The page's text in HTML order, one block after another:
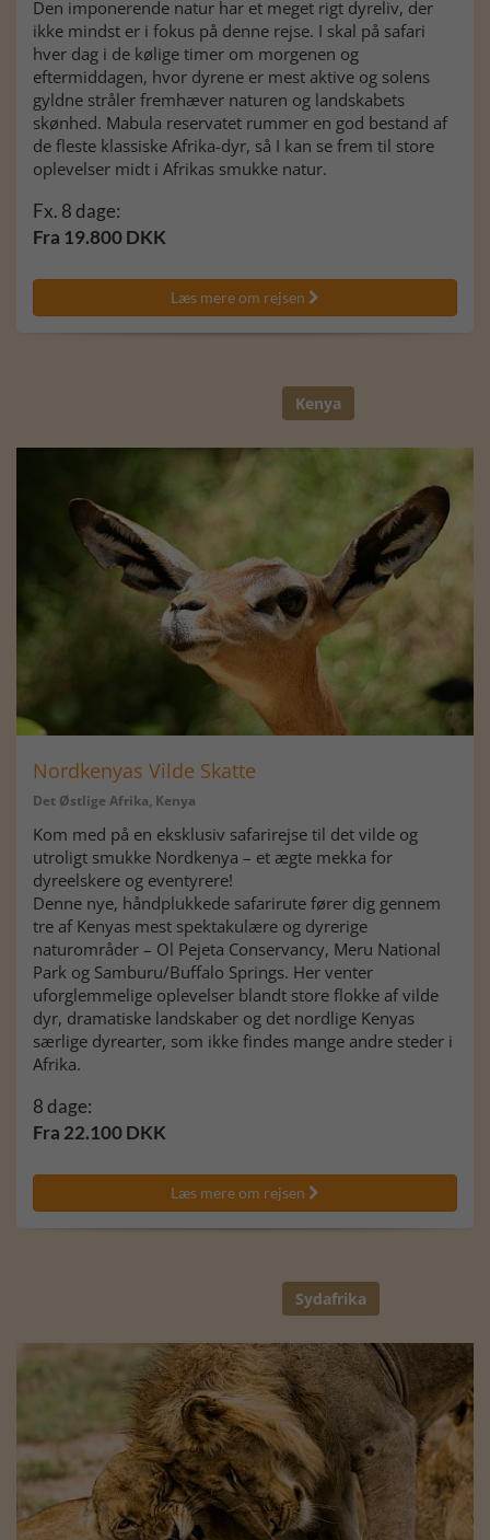
Den imponerende natur har et meget rigt dyreliv, der
ikke mindst er i fokus på denne rejse. I skal på safari
hver dag i de kølige timer om morgenen og
eftermiddagen, hvor dyrene er mest aktive og solens
gyldne stråler fremhæver naturen og landskabets
skønhed. Mabula reservatet rummer en god bestand af
de fleste klassiske Afrika-dyr, så I kan se frem til store
oplevelser midt i Afrikas smukke natur.
Fx. 8 dage:
Fra 19.800 DKK
Læs mere om rejsen 
Kenya
Nordkenyas Vilde Skatte
Det Østlige Afrika, Kenya
Kom med på en eksklusiv safarirejse til det vilde og
utroligt smukke Nordkenya – et ægte mekka for
dyreelskere og eventyrere!
Denne nye, håndplukkede safarirute fører dig gennem
tre af Kenyas mest spektakulære og dyrerige
naturområder – Ol Pejeta Conservancy, Meru National
Park og Samburu/Buffalo Springs. Her venter
uforglemmelige oplevelser blandt store flokke af vilde
dyr, dramatiske landskaber og det nordlige Kenyas
særlige dyrearter, som ikke findes mange andre steder i
Afrika.
8 dage:
Fra 22.100 DKK
Læs mere om rejsen 
Sydafrika